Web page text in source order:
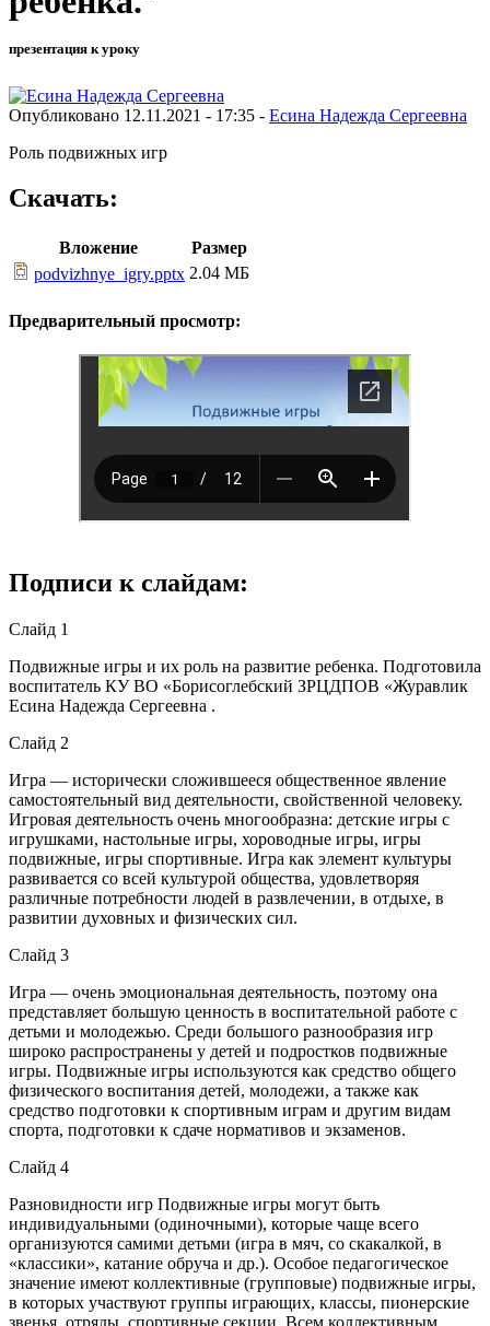
презентация к уроку
Опубликовано 12.11.2021 - 17:35 - Есина Надежда Сергеевна
Роль подвижных игр
Скачать:
Вложение
Размер
podvizhnye_igry.pptx 2.04 МБ
Предварительный просмотр:
Подписи к слайдам:
Слайд 1
Подвижные игры и их роль на развитие ребенка. Подготовила
воспитатель КУ ВО «Борисоглебский ЗРЦДПОВ «Журавлик
Есина Надежда Сергеевна .
Слайд 2
Игра — исторически сложившееся общественное явление
самостоятельный вид деятельности, свойственной человеку.
Игровая деятельность очень многообразна: детские игры с
игрушками, настольные игры, хороводные игры, игры
подвижные, игры спортивные. Игра как элемент культуры
развивается со всей культурой общества, удовлетворяя
различные потребности людей в развлечении, в отдыхе, в
развитии духовных и физических сил.
Слайд 3
Игра — очень эмоциональная деятельность, поэтому она
представляет большую ценность в воспитательной работе с
детьми и молодежью. Среди большого разнообразия игр
широко распространены у детей и подростков подвижные
игры. Подвижные игры используются как средство общего
физического воспитания детей, молодежи, а также как
средство подготовки к спортивным играм и другим видам
спорта, подготовки к сдаче нормативов и экзаменов.
Слайд 4
Разновидности игр Подвижные игры могут быть
индивидуальными (одиночными), которые чаще всего
организуются самими детьми (игра в мяч, со скакалкой, в
«классики», катание обруча и др.). Особое педагогическое
значение имеют коллективные (групповые) подвижные игры,
в которых участвуют группы играющих, классы, пионерские
звенья, отряды, спортивные секции. Всем коллективным